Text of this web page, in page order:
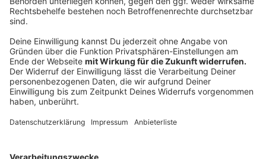
Kostenlose Corona-Tests sollen ab 15.
September beendet werden
Anzeige
Zudem will Merkel die kostenlosen Corona-Tests für
Einreisende aus Nicht-Risikogebieten am Ende der
Sommerferien aller Bundesländer mit dem 15.
September beenden. In der Beschlussvorlage wird
Risikogebieten in jedem Fall verpflichtet seien, sich